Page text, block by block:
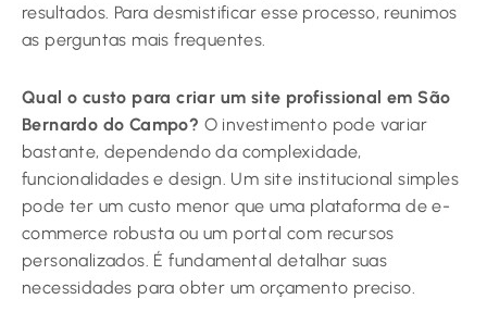
resultados. Para desmistificar esse processo, reunimos
as perguntas mais frequentes.
Qual o custo para criar um site profissional em São
Bernardo do Campo? O investimento pode variar
bastante, dependendo da complexidade,
funcionalidades e design. Um site institucional simples
pode ter um custo menor que uma plataforma de e-
commerce robusta ou um portal com recursos
personalizados. É fundamental detalhar suas
necessidades para obter um orçamento preciso.